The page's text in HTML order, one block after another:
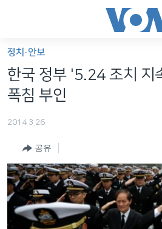
가
능
링
텐
츠
로
세계
프로그램
주파수 안내
FOLLOW US
언어 선택
정치·안보
한국 정부 '5.24 조치
폭침 부인
2014.3.26
공유